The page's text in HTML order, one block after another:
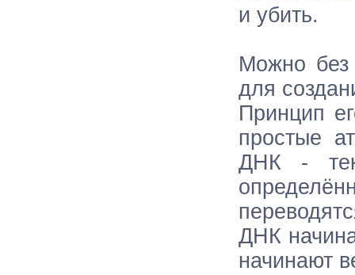
и убить.
Можно без
для
Принцип
простые
ДНК -
ДНК
начинают